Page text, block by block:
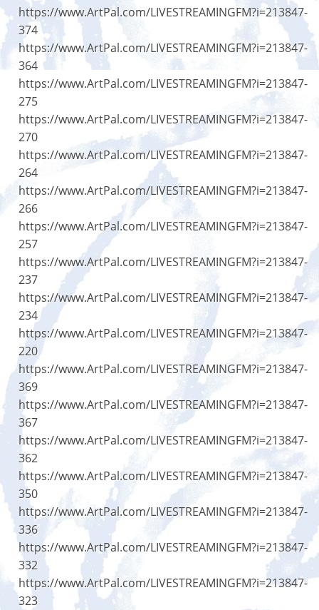
https://www.ArtPal.com/LIVESTREAMINGFM?i=213847-
374
https://www.ArtPal.com/LIVESTREAMINGFM?i=213847-
364
https://www.ArtPal.com/LIVESTREAMINGFM?i=213847-
275
https://www.ArtPal.com/LIVESTREAMINGFM?i=213847-
270
https://www.ArtPal.com/LIVESTREAMINGFM?i=213847-
264
https://www.ArtPal.com/LIVESTREAMINGFM?i=213847-
266
https://www.ArtPal.com/LIVESTREAMINGFM?i=213847-
257
https://www.ArtPal.com/LIVESTREAMINGFM?i=213847-
237
https://www.ArtPal.com/LIVESTREAMINGFM?i=213847-
234
https://www.ArtPal.com/LIVESTREAMINGFM?i=213847-
220
https://www.ArtPal.com/LIVESTREAMINGFM?i=213847-
369
https://www.ArtPal.com/LIVESTREAMINGFM?i=213847-
367
https://www.ArtPal.com/LIVESTREAMINGFM?i=213847-
362
https://www.ArtPal.com/LIVESTREAMINGFM?i=213847-
350
https://www.ArtPal.com/LIVESTREAMINGFM?i=213847-
336
https://www.ArtPal.com/LIVESTREAMINGFM?i=213847-
332
https://www.ArtPal.com/LIVESTREAMINGFM?i=213847-
323